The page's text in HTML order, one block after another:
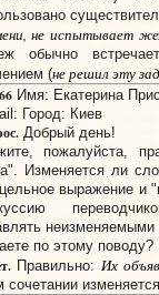
не испытывает
обычно
(не решил эту
Имя: Екатерина
Город: Киев
Добрый день!
пожалуйста,
Изменяется ли
выражение и
по этому поводу?
Правильно: Их
сочетании